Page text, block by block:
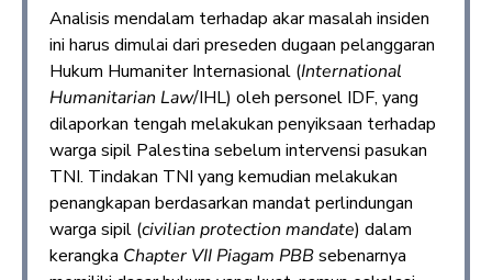
Analisis mendalam terhadap akar masalah insiden
ini harus dimulai dari preseden dugaan pelanggaran
Hukum Humaniter Internasional (International
Humanitarian Law/IHL) oleh personel IDF, yang
dilaporkan tengah melakukan penyiksaan terhadap
warga sipil Palestina sebelum intervensi pasukan
TNI. Tindakan TNI yang kemudian melakukan
penangkapan berdasarkan mandat perlindungan
warga sipil (civilian protection mandate) dalam
kerangka Chapter VII Piagam PBBsebenarnya